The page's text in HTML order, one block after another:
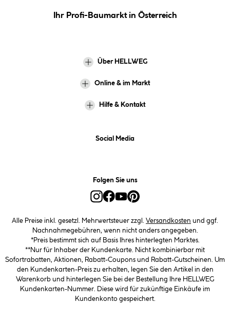
Ihr Profi-Baumarkt in Österreich
Über HELLWEG
Online & im Markt
Hilfe & Kontakt
Social Media
Folgen Sie uns
Alle Preise inkl. gesetzl. Mehrwertsteuer zzgl. Versandkosten und ggf.
Nachnahmegebühren, wenn nicht anders angegeben.
*Preis bestimmt sich auf Basis Ihres hinterlegten Marktes.
**Nur für Inhaber der Kundenkarte. Nicht kombinierbar mit
Sofortrabatten, Aktionen, Rabatt-Coupons und Rabatt-Gutscheinen. Um
den Kundenkarten-Preis zu erhalten, legen Sie den Artikel in den
Warenkorb und hinterlegen Sie bei der Bestellung Ihre HELLWEG
Kundenkarten-Nummer. Diese wird für zukünftige Einkäufe im
Kundenkonto gespeichert.